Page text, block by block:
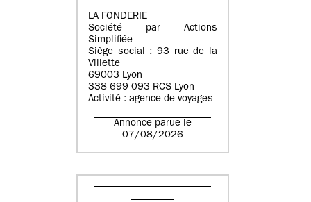
LA FONDERIE
Société par Actions
Simplifiée
Siège social : 93 rue de la
Villette
69003 Lyon
338 699 093 RCS Lyon
Activité : agence de voyages
Annonce parue le
07/08/2026